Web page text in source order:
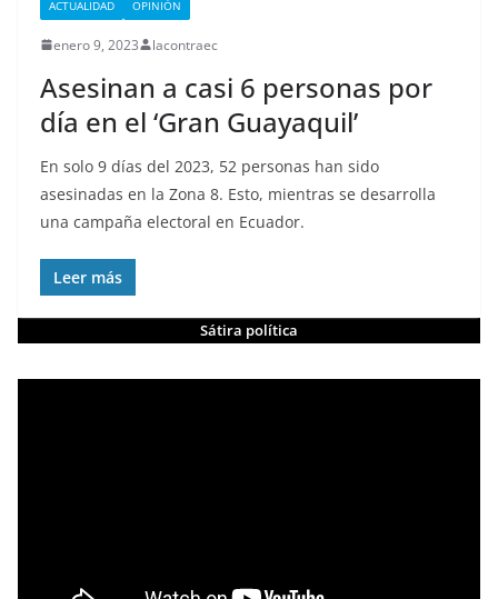
ACTUALIDAD OPINIÓN
enero 9, 2023 lacontraec
Asesinan a casi 6 personas por
día en el ‘Gran Guayaquil’
En solo 9 días del 2023, 52 personas han sido
asesinadas en la Zona 8. Esto, mientras se desarrolla
una campaña electoral en Ecuador.
Leer más
Sátira política